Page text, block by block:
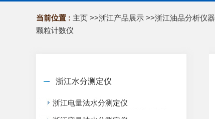
当前位置 : 主页 >>浙江产品展示 >>浙江油品分析仪器
颗粒计数仪
浙江水分测定仪
浙江电量法水分测定仪